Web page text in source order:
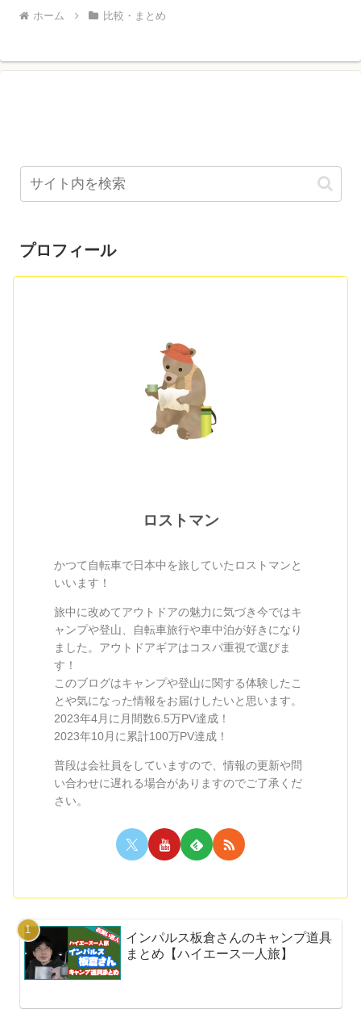
ホーム 比較・まとめ
プロフィール
ロストマン
かつて自転車で日本中を旅していたロストマンと
いいます！
旅中に改めてアウトドアの魅力に気づき今ではキ
ャンプや登山、自転車旅行や車中泊が好きになり
ました。アウトドアギアはコスパ重視で選びま
す！
このブログはキャンプや登山に関する体験したこ
とや気になった情報をお届けしたいと思います。
2023年4月に月間数6.5万PV達成！
2023年10月に累計100万PV達成！
普段は会社員をしていますので、情報の更新や問
い合わせに遅れる場合がありますのでご了承くだ
さい。
インパルス板倉さんのキャンプ道具
まとめ【ハイエース一人旅】